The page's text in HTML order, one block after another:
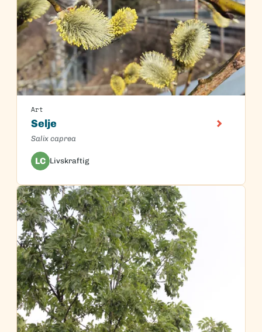
Art
Selje
Salix caprea
LC Livskraftig